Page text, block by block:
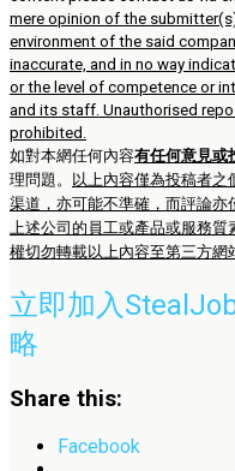
mere opinion of the
environment of the said
inaccurate, and in no way
or the level of competence or
and its staff. Unauthorised
prohibited.
如對本網任何內容有任何意見或
理問題。
以上內容僅為投稿者
渠道，亦可能不準確，而評論
上述公司的員工或產品或服務
權切勿轉載以上內容至第三方網
立即加入
略
Share this:
Facebook